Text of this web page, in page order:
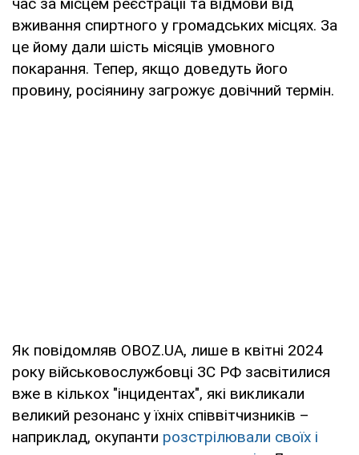
час за місцем реєстрації та відмови від
вживання спиртного у громадських місцях. За
це йому дали шість місяців умовного
покарання. Тепер, якщо доведуть його
провину, росіянину загрожує довічний термін.
Як повідомляв OBOZ.UA, лише в квітні 2024
року військовослужбовці ЗС РФ засвітилися
вже в кількох "інцидентах", які викликали
великий резонанс у їхніх співвітчизників –
наприклад, окупанти розстрілювали своїх і